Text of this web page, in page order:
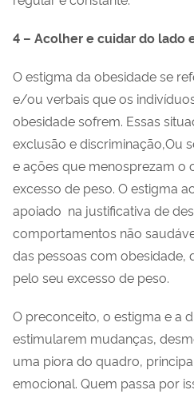
4 – Acolher e cuidar do lado
O estigma da obesidade se
e/ou verbais que os
obesidade sofrem. Essas
exclusão e discriminação,Ou
e ações que menosprezam o
excesso de peso. O estigma
apoiado na justificativa de
comportamentos não
das pessoas com obesidade,
pelo seu excesso de peso.
O preconceito, o estigma e a
estimularem mudanças,
uma piora do quadro,
emocional. Quem passa por